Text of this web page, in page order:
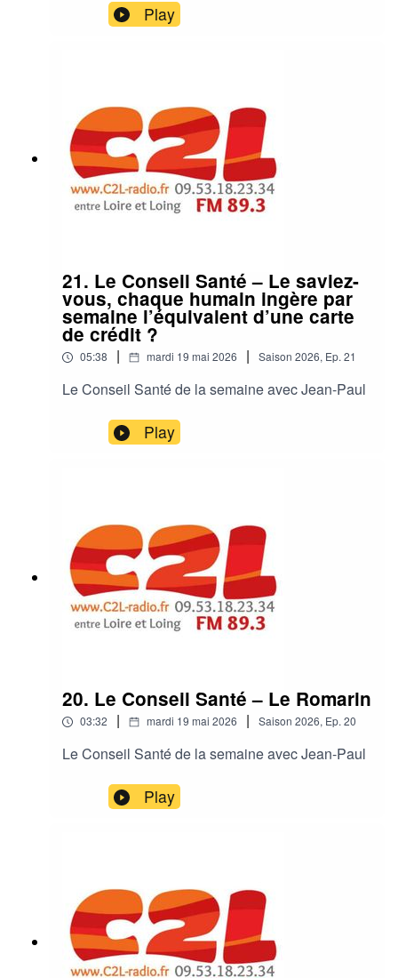
Play
21. Le Conseil Santé – Le saviez-
vous, chaque humain ingère par
semaine l’équivalent d’une carte
de crédit ?
05:38 | mardi 19 mai 2026 | Saison 2026, Ep. 21
Le Conseil Santé de la semaine avec Jean-Paul
Play
20. Le Conseil Santé – Le Romarin
03:32 | mardi 19 mai 2026 | Saison 2026, Ep.20
Le Conseil Santé de la semaine avec Jean-Paul
Play